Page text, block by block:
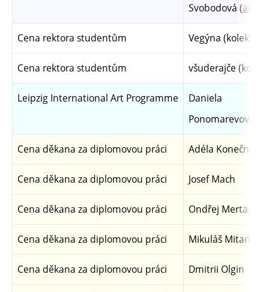
Svobodová (ad.
Cena rektora studentům Vegýna (kolektiv)
Cena rektora studentům všuderajče
Leipzig International Art Programme
Daniela
Ponomarevová
Cena děkana za diplomovou práci Adéla Konečná
Cena děkana za diplomovou práci Josef Mach
Cena děkana za diplomovou práci Ondřej Merta
Cena děkana za diplomovou práci Mikuláš Mitana
Cena děkana za diplomovou práci Dmitrii Olgin